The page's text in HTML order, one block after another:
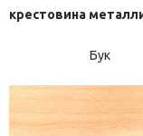
крестовина
Бук